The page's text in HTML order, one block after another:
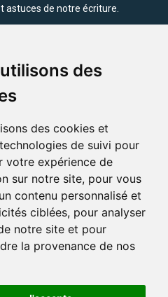
des
des cookies et
de suivi pour
votre expérience de
sur notre site, pour vous
contenu personnalisé et
ciblées, pour analyser
notre site et pour
la provenance de nos
de notre écriture.
Ixelles, Brussels,
Tous droits réservés. Le contenu
sont protégés par le droit